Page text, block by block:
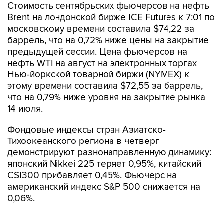
Стоимость сентябрьских фьючерсов на нефть
Brent на лондонской бирже ICE Futures к 7:01 по
московскому времени составила $74,22 за
баррель, что на 0,72% ниже цены на закрытие
предыдущей сессии. Цена фьючерсов на
нефть WTI на август на электронных торгах
Нью-йоркской товарной биржи (NYMEX) к
этому времени составила $72,55 за баррель,
что на 0,79% ниже уровня на закрытие рынка
14 июля.
Фондовые индексы стран Азиатско-
Тихоокеанского региона в четверг
демонстрируют разнонаправленную динамику:
японский Nikkei 225 теряет 0,95%, китайский
CSI300 прибавляет 0,45%. Фьючерс на
американский индекс S&P 500 снижается на
0,06%.